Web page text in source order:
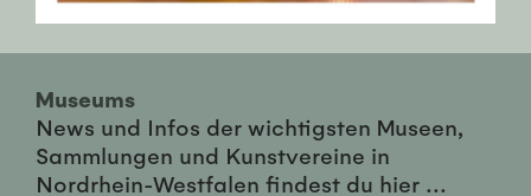
Museums
News und Infos der wichtigsten Museen,
Sammlungen und Kunstvereine in
Nordrhein-Westfalen findest du hier ...